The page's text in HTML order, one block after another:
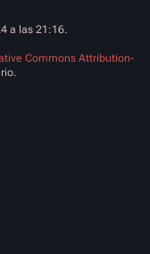
a las 21:16.
Commons Attribution-